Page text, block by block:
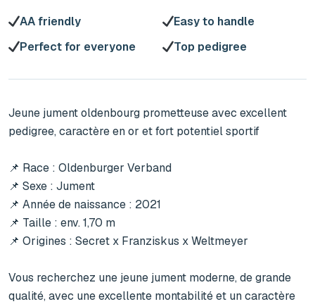
AA friendly
Easy to handle
Perfect for everyone
Top pedigree
Jeune jument oldenbourg prometteuse avec excellent
pedigree, caractère en or et fort potentiel sportif
📌 Race : Oldenburger Verband
📌 Sexe : Jument
📌 Année de naissance : 2021
📌 Taille : env. 1,70 m
📌 Origines : Secret x Franziskus x Weltmeyer
Vous recherchez une jeune jument moderne, de grande
qualité, avec une excellente montabilité et un caractère